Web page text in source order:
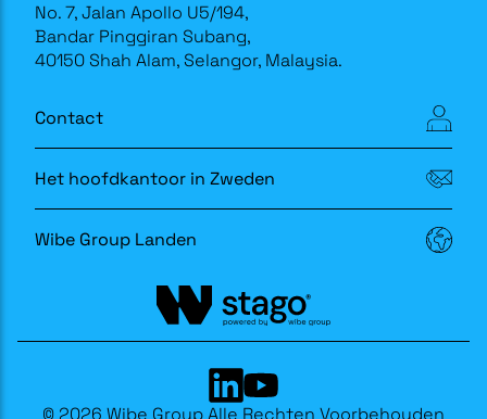
No. 7, Jalan Apollo U5/194,
Bandar Pinggiran Subang,
40150 Shah Alam, Selangor, Malaysia.
Contact
Het hoofdkantoor in Zweden
Wibe Group Landen
© 2026 Wibe Group Alle Rechten Voorbehouden